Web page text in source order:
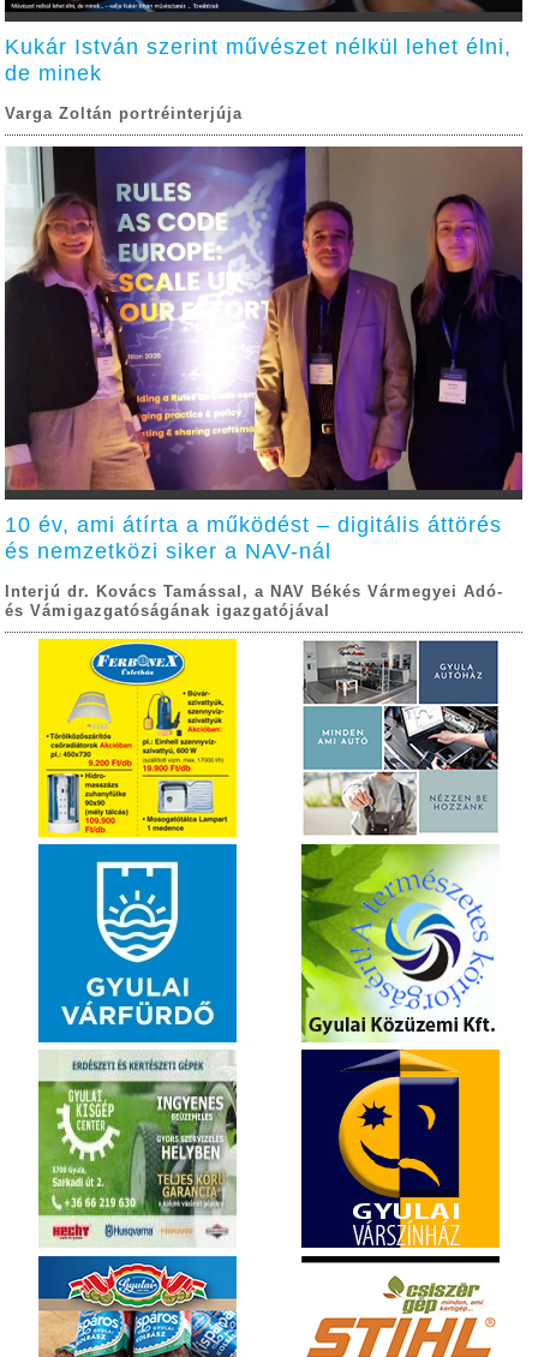
Kukár István szerint művészet nélkül lehet élni,
de minek
Varga Zoltán portréinterjúja
10 év, ami átírta a működést – digitális áttörés
és nemzetközi siker a NAV-nál
Interjú dr. Kovács Tamással, a NAV Békés Vármegyei Adó-
és Vámigazgatóságának igazgatójával